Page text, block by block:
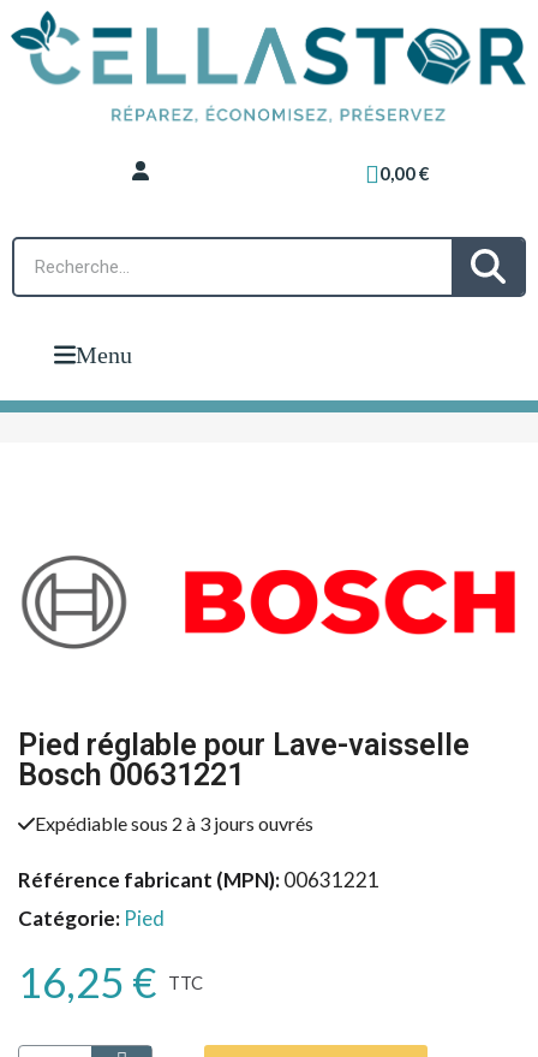
0,00 €
Menu
Pied réglable pour Lave-vaisselle
Bosch 00631221
Expédiable sous 2 à 3 jours ouvrés
Référence fabricant (MPN) 00631221
Catégorie Pied
16,25 € TTC